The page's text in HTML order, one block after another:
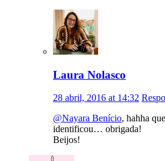
Laura Nolasco
28 abril, 2016 at 14:32
@Nayara Benício, hahha
identificou… obrigada!
Beijos!